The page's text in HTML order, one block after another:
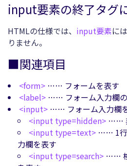
input要素の終了タグ
HTMLの仕様では、 input要素に
りません。
■関連項目
<form> …… フォームを表す
<label> …… フォーム入力欄
<input> …… フォーム入力欄
<input type=hidden> ……
<input type=text> …… 1行
力欄を表す
<input type=search> ……